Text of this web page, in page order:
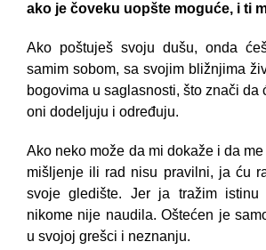
ako je čoveku uopšte moguće, i ti
Ako poštuješ svoju dušu, onda
samim sobom, sa svojim bližnjima
bogovima u saglasnosti, što znači da
oni dodeljuju i određuju.
Ako neko može da mi dokaže i da
mišljenje ili rad nisu pravilni, ja ću
svoje gledište. Jer ja tražim istinu
nikome nije naudila. Oštećen je
u svojoj grešci i neznanju.